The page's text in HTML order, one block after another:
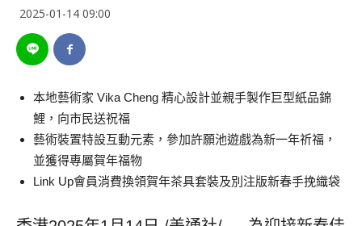
2025-01-14 09:00
本地藝術家 Vika Cheng 精心設計並親手製作巨型紙品錦
鯉，向市民送祝福
藝術裝置特設互動元素，參加許願池遊戲為新一年祈福，
並獲得專屬賀年福物
Link Up會員消費換領賀年茶具套裝及別注版新春手挽織袋